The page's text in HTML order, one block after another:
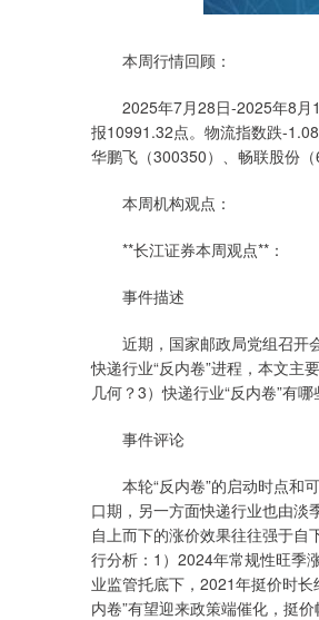
本周行情回顾：
2025年7月28日-2025年8月1
报10991.32点。物流指数跌-
华鹏飞（300350）、畅联股份
本周机构观点：
**长江证券本周观点**：
事件描述
近期，国家邮政局党组召开会
快递行业“反内卷”进程，本文主
几何？3）快递行业“反内卷”有哪
事件评论
本轮“反内卷”的启动时点和可
口期，另一方面快递行业也由淡
自上而下的涨价效果往往强于
行分析：1）2024年常规性旺季
业监管托底下，2021年挺价时
内卷”有望迎来政策端催化，挺